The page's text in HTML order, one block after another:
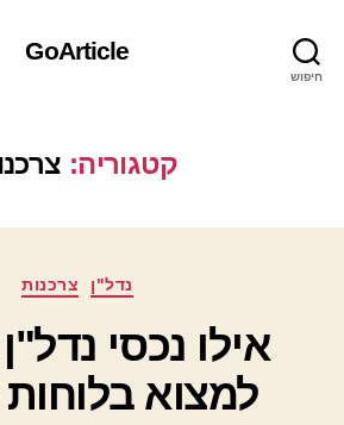
חיפוש
GoArticle
קטגוריה:
קטגוריות נדל"ן צרכנות
אילו נכסי
למצוא בלוחות